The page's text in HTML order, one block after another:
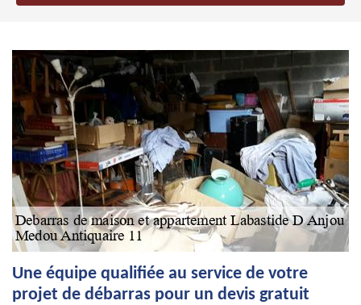
Une équipe qualifiée au service de votre
projet de débarras pour un devis gratuit